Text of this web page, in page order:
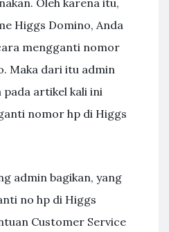
Oleh karena itu,
Higgs Domino, Anda
mengganti nomor
Maka dari itu admin
pada artikel kali ini
nomor hp di Higgs
admin bagikan, yang
no hp di Higgs
Customer Service